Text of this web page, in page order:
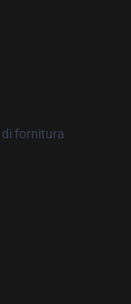
di fornitura